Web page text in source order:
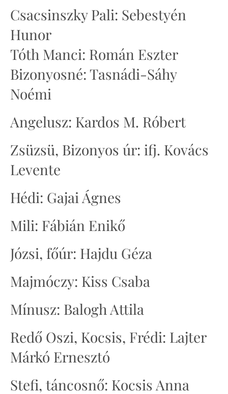
Csacsinszky Pali: Sebestyén
Hunor
Tóth Manci: Román Eszter
Bizonyosné: Tasnádi-Sáhy
Noémi
Angelusz: Kardos M. Róbert
Zsüzsü, Bizonyos úr: ifj. Kovács
Levente
Hédi: Gajai Ágnes
Mili: Fábián Enikő
Józsi, főúr: Hajdu Géza
Majmóczy: Kiss Csaba
Mínusz: Balogh Attila
Redő Oszi, Kocsis, Frédi: Lajter
Márkó Ernesztó
Stefi, táncosnő: Kocsis Anna